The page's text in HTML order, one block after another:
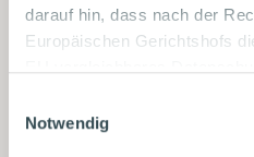
darauf hin, dass nach der
Europäischen Gerichtshofs
staatliche Stellen besteht.
jederzeit in den Cookie-
Notwendig
4.